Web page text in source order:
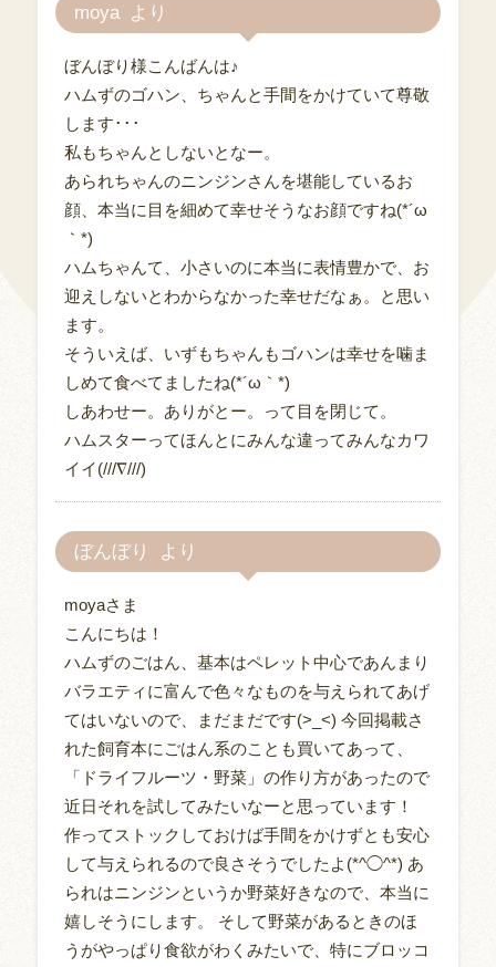
moya
ぼんぼり様こんばんは♪
ハムずのゴハン、ちゃんと手間をかけていて尊敬
します･･･
私もちゃんとしないとなー。
あられちゃんのニンジンさんを堪能しているお
顔、本当に目を細めて幸せそうなお顔ですね(*´ω
｀*)
ハムちゃんて、小さいのに本当に表情豊かで、お
迎えしないとわからなかった幸せだなぁ。と思い
ます。
そういえば、いずもちゃんもゴハンは幸せを噛ま
しめて食べてましたね(*´ω｀*)
しあわせー。ありがとー。って目を閉じて。
ハムスターってほんとにみんな違ってみんなカワ
イイ(///∇///)
ぼんぼり
moyaさま
こんにちは！
ハムずのごはん、基本はペレット中心であんまり
バラエティに富んで色々なものを与えられてあげ
てはいないので、まだまだです(>_<) 今回掲載さ
れた飼育本にごはん系のことも買いてあって、
「ドライフルーツ・野菜」の作り方があったので
近日それを試してみたいなーと思っています！
作ってストックしておけば手間をかけずとも安心
して与えられるので良さそうでしたよ(*^◯^*) あ
られはニンジンというか野菜好きなので、本当に
嬉しそうにします。 そして野菜があるときのほ
うがやっぱり食欲がわくみたいで、特にブロッコ